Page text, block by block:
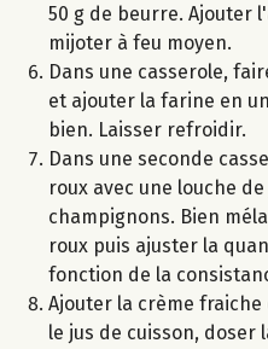
50 g de beurre. Ajouter
mijoter à feu moyen.
Dans une casserole,
et ajouter la farine en
bien. Laisser refroidir.
Dans une seconde
roux avec une louche
champignons. Bien
roux puis ajuster la
fonction de la
Ajouter la crème
le jus de cuisson, doser